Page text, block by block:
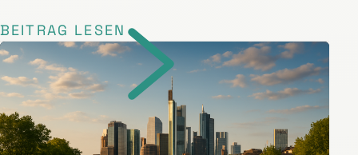
BEITRAG LESEN